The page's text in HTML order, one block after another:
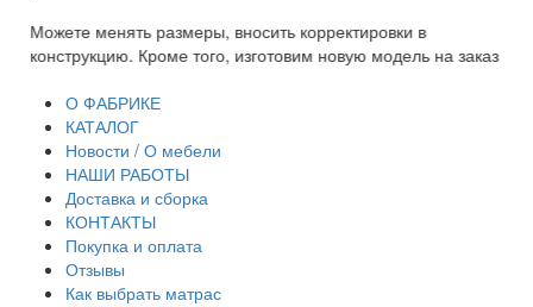
Можете менять размеры, вносить корректировки в
конструкцию. Кроме того, изготовим новую модель на заказ
О ФАБРИКЕ
КАТАЛОГ
Новости / О мебели
НАШИ РАБОТЫ
Доставка и сборка
КОНТАКТЫ
Покупка и оплата
Отзывы
Как выбрать матрас